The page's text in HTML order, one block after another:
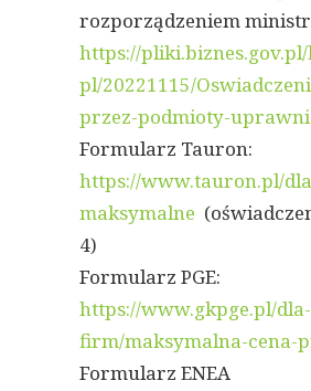
rozporządzeniem
https://
pl/20221115/
przez-podmioty-
Formularz Tauron:
https://www.tauron.pl/
maksymalne
4)
Formularz PGE:
https://www.gkpge.pl/dla-
firm/maksymalna-cena-
Formularz ENEA